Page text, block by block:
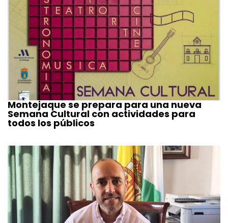
Montejaque se prepara para una nueva
Semana Cultural con actividades para
todos los públicos